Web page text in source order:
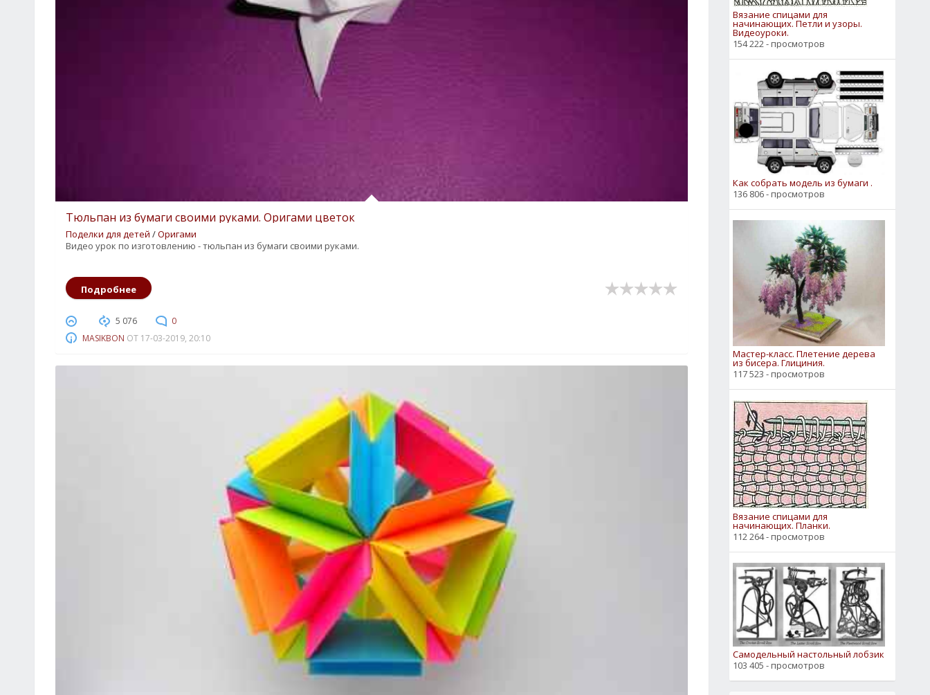
Тюльпан из бумаги своими руками. Оригами цветок
Поделки для детей /Оригами
Видео урок по изготовлению - тюльпан из бумаги своими руками.
Подробнее
5 076
0
MASIKBON ОТ 17-03-2019, 20:10
Вязание спицами для
начинающих. Петли и узоры.
Видеоуроки.
154 222 - просмотров
Как собрать модель из бумаги .
136 806 - просмотров
Мастер-класс. Плетение дерева
из бисера. Глициния.
117 523 - просмотров
Вязание спицами для
начинающих. Планки.
112 264 - просмотров
Самодельный настольный лобзик
103 405 - просмотров